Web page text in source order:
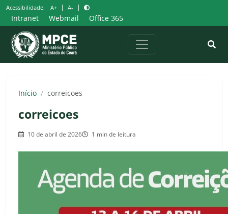
Pular
para
o
conteúdo
Acessibilidade: A+ | A- |
Intranet Webmail Office 365
Início / correicoes
correicoes
10 de abril de 2026 1 min de leitura